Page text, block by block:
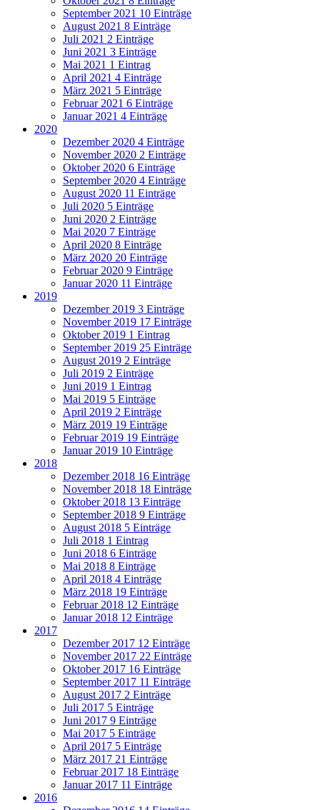
September 2021 10 Einträge
August 2021 8 Einträge
Juli 2021 2 Einträge
Juni 2021 3 Einträge
Mai 2021 1 Eintrag
April 2021 4 Einträge
März 2021 5 Einträge
Februar 2021 6 Einträge
Januar 2021 4 Einträge
2020
Dezember 2020 4 Einträge
November 2020 2 Einträge
Oktober 2020 6 Einträge
September 2020 4 Einträge
August 2020 11 Einträge
Juli 2020 5 Einträge
Juni 2020 2 Einträge
Mai 2020 7 Einträge
April 2020 8 Einträge
März 2020 20 Einträge
Februar 2020 9 Einträge
Januar 2020 11 Einträge
2019
Dezember 2019 3 Einträge
November 2019 17 Einträge
Oktober 2019 1 Eintrag
September 2019 25 Einträge
August 2019 2 Einträge
Juli 2019 2 Einträge
Juni 2019 1 Eintrag
Mai 2019 5 Einträge
April 2019 2 Einträge
März 2019 19 Einträge
Februar 2019 19 Einträge
Januar 2019 10 Einträge
2018
Dezember 2018 16 Einträge
November 2018 18 Einträge
Oktober 2018 13 Einträge
September 2018 9 Einträge
August 2018 5 Einträge
Juli 2018 1 Eintrag
Juni 2018 6 Einträge
Mai 2018 8 Einträge
April 2018 4 Einträge
März 2018 19 Einträge
Februar 2018 12 Einträge
Januar 2018 12 Einträge
2017
Dezember 2017 12 Einträge
November 2017 22 Einträge
Oktober 2017 16 Einträge
September 2017 11 Einträge
August 2017 2 Einträge
Juli 2017 5 Einträge
Juni 2017 9 Einträge
Mai 2017 5 Einträge
April 2017 5 Einträge
März 2017 21 Einträge
Februar 2017 18 Einträge
Januar 2017 11 Einträge
2016